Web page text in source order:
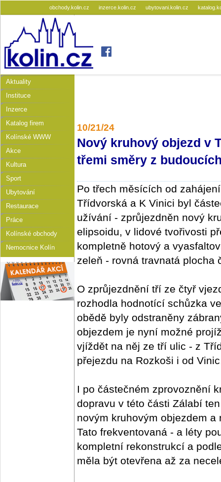
obchody.kolin.cz inzerce.kolin.cz ubytovani.kolin.cz
Aktuality
Instituce
Inzerce
Katalog firem
Kolínské WWW
Akce
Kultura
Sport
Ubytování
Restaurace
Práce
Kolínské obchody
Nemocnice Kolín
10/21/24
Nový kruhový objezd v
třemi směry z
Po třech měsících od
Třídvorská a K Vinici byl
užívání - zprůjezdněn nový
elipsoidu, v lidové tvořivosti
kompletně hotový a
zeleň - rovná travnatá plocha
O zprůjezdnění tří ze čtyř
rozhodla hodnotící schůzka
obědě byly odstraněny
objezdem je nyní možné
vjíždět na něj ze tří ulic - z
přejezdu na Rozkoši i od
I po částečném zprovoznění
dopravu v této části Zálabí
novým kruhovým objezdem
Tato frekventovaná - a léty
kompletní rekonstrukcí a
měla být otevřena až za